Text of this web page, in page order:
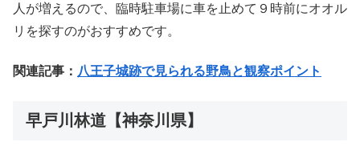
人が増えるので、臨時駐車場に車を止めて９時前にオオル
リを探すのがおすすめです。
関連記事： 八王子城跡で見られる野鳥と観察ポイント
早戸川林道【神奈川県】